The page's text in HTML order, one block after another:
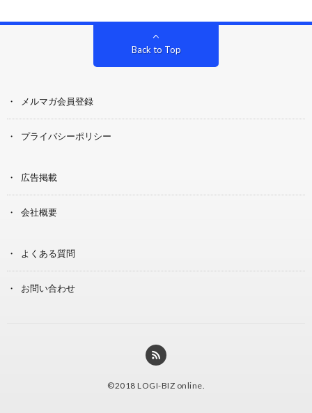
Back to Top
メルマガ会員登録
プライバシーポリシー
広告掲載
会社概要
よくある質問
お問い合わせ
©2018 LOGI-BIZ online